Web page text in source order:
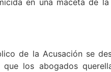
en una maceta de
de la Acusación se
los abogados